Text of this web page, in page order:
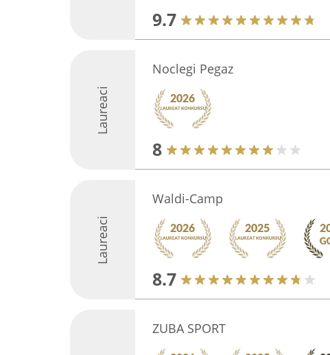
9.7
Laureaci
Noclegi Pegaz
8
Laureaci
Waldi-Camp
8.7
ZUBA SPORT